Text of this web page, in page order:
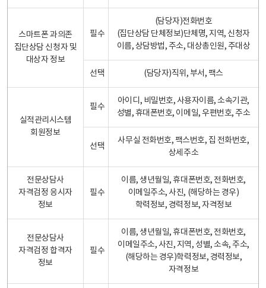
스마트폰 과의존
집단상담 신청자 및
대상자 정보
필수
(담당자)전화번호
(집단상담 단체정보)단체명, 지역, 신청자
이름, 상담방법, 주소, 대상총인원, 주대상
선택 (담당자)직위, 부서, 팩스
실적관리시스템
회원정보
필수
아이디, 비밀번호, 사용자이름, 소속기관,
성별, 휴대폰번호, 이메일, 우편번호, 주소
선택
사무실 전화번호, 팩스번호, 집 전화번호,
상세주소
전문상담사
자격검정 응시자
정보
필수
이름, 생년월일, 휴대폰번호, 전화번호,
이메일주소, 사진, (해당하는 경우)
학력정보, 경력정보, 자격정보
전문상담사
자격검정 합격자
정보
필수
이름, 생년월일, 휴대폰번호, 전화번호,
이메일주소, 사진, 지역, 성별, 소속, 주소,
(해당하는 경우)학력정보, 경력정보,
자격정보